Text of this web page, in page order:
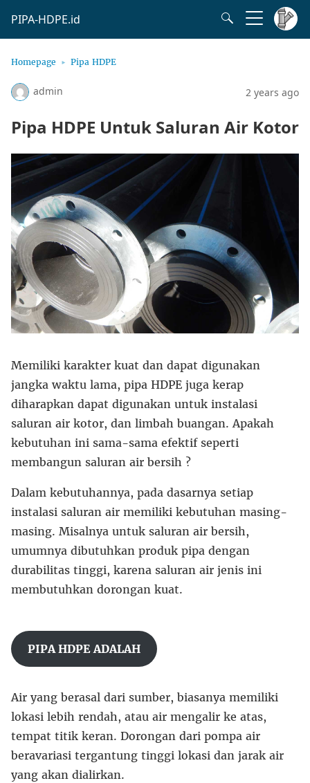
PIPA-HDPE.id
Homepage Pipa HDPE
admin 2 years ago
Pipa HDPE Untuk Saluran Air Kotor
Memiliki karakter kuat dan dapat digunakan
jangka waktu lama, pipa HDPE juga kerap
diharapkan dapat digunakan untuk instalasi
saluran air kotor, dan limbah buangan. Apakah
kebutuhan ini sama-sama efektif seperti
membangun saluran air bersih ?
Dalam kebutuhannya, pada dasarnya setiap
instalasi saluran air memiliki kebutuhan masing-
masing. Misalnya untuk saluran air bersih,
umumnya dibutuhkan produk pipa dengan
durabilitas tinggi, karena saluran air jenis ini
membutuhkan dorongan kuat.
PIPA HDPE ADALAH
Air yang berasal dari sumber, biasanya memiliki
lokasi lebih rendah, atau air mengalir ke atas,
tempat titik keran. Dorongan dari pompa air
beravariasi tergantung tinggi lokasi dan jarak air
yang akan dialirkan.